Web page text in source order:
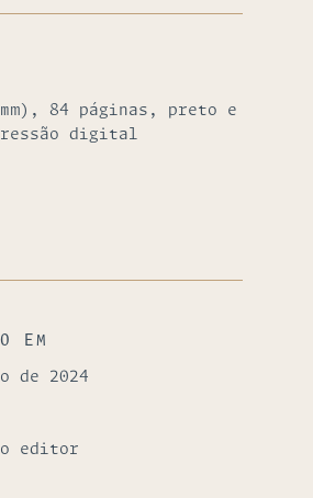
84 páginas, preto e
digital
EM
de 2024
editor